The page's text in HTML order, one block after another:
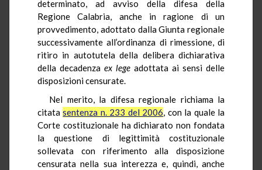
determinato, ad avviso della difesa della
Regione Calabria, anche in ragione di un
provvedimento, adottato dalla Giunta regionale
successivamente all’ordinanza di rimessione, di
ritiro in autotutela della delibera dichiarativa
della decadenza ex lege adottata ai sensi delle
disposizioni censurate.
Nel merito, la difesa regionale richiama la
citatasentenza n. 233 del 2006, con la quale la
Corte costituzionale ha dichiarato non fondata
la questione di legittimità costituzionale
sollevata con riferimento alla disposizione
censurata nella sua interezza e, quindi, anche